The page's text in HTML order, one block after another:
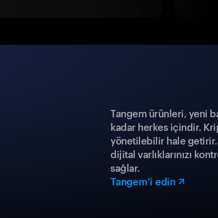
Tangem ürünleri, yeni
kadar herkes içindir.
yönetilebilir hale
dijital varlıklarınızı
sağlar.
Tangem’i edin